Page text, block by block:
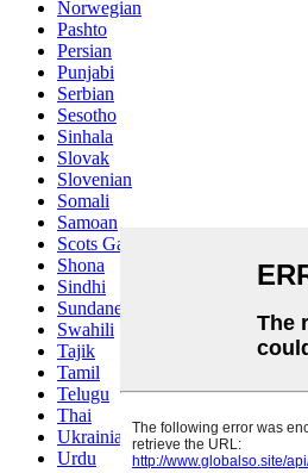
Norwegian
Pashto
Persian
Punjabi
Serbian
Sesotho
Sinhala
Slovak
Slovenian
Somali
Samoan
Scots Gaelic
Shona
Sindhi
Sundanese
Swahili
Tajik
Tamil
Telugu
Thai
Ukrainian
Urdu